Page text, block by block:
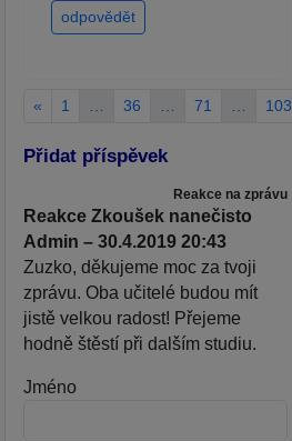
odpovědět
« 1 … 36 … 71 … 103
Přidat příspěvek
Reakce na zprávu
Reakce Zkoušek nanečisto
Admin – 30.4.2019 20:43
Zuzko, děkujeme moc za tvoji
zprávu. Oba učitelé budou mít
jistě velkou radost! Přejeme
hodně štěstí při dalším studiu.
Jméno